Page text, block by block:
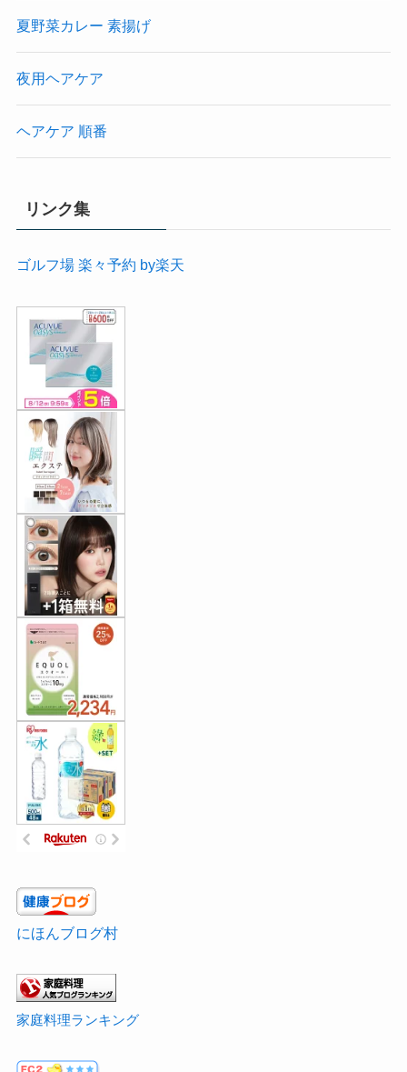
夏野菜カレー 素揚げ
夜用ヘアケア
ヘアケア 順番
リンク集
ゴルフ場 楽々予約 by楽天
にほんブログ村
家庭料理ランキング